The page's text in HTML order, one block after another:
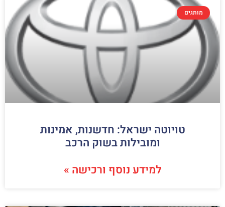
מותגים
טויוטה ישראל: חדשנות, אמינות
ומובילות בשוק הרכב
למידע נוסף ורכישה »